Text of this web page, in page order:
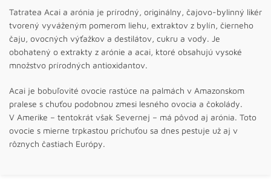
Tatratea Acai a arónia je prírodný, originálny, čajovo-bylinný likér
tvorený vyváženým pomerom liehu, extraktov z bylín, čierneho
čaju, ovocných výťažkov a destilátov, cukru a vody. Je
obohatený o extrakty z arónie a acai, ktoré obsahujú vysoké
množstvo prírodných antioxidantov.
Acai je bobuľovité ovocie rastúce na palmách v Amazonskom
pralese s chuťou podobnou zmesi lesného ovocia a čokolády.
V Amerike – tentokrát však Severnej – má pôvod aj arónia. Toto
ovocie s mierne trpkastou príchuťou sa dnes pestuje už aj v
rôznych častiach Európy.